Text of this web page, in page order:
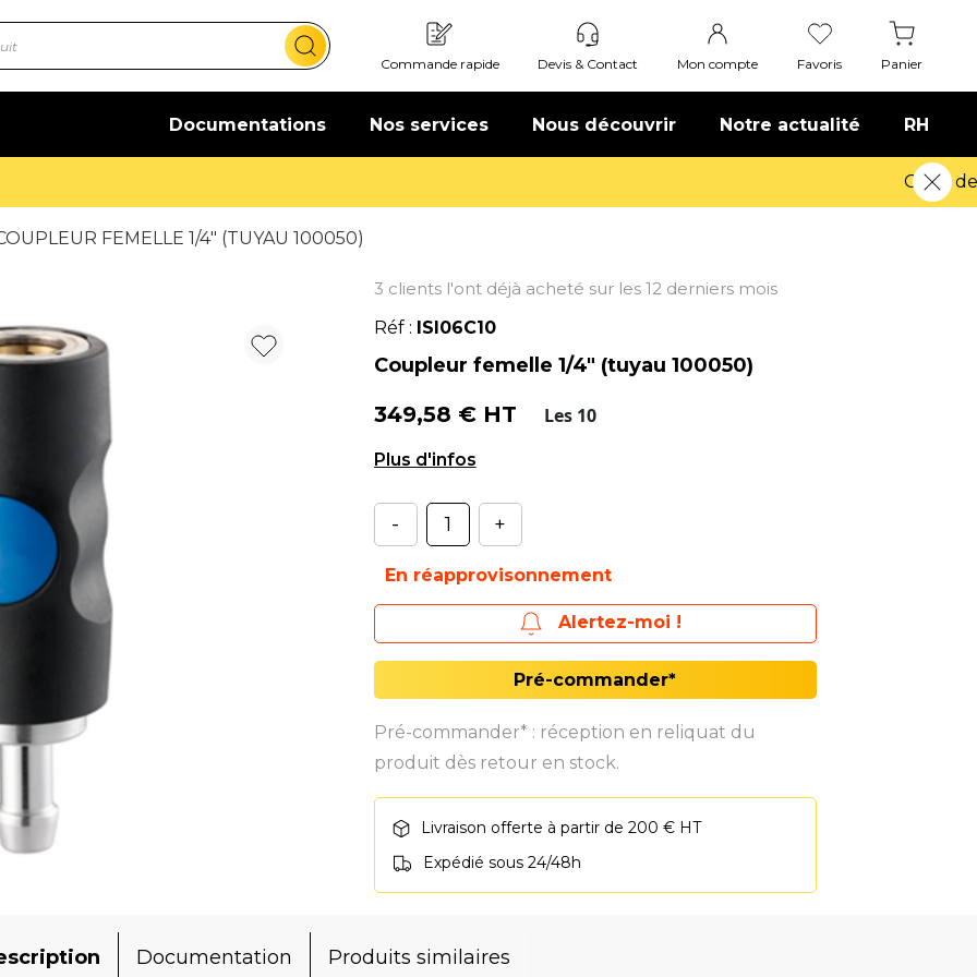
Commande rapide Devis & Contact Mon compte Favoris Panier
Documentations Nos services Nous découvrir Notre actualité RH
FEMELLE 1/4" (TUYAU 100050)
3 clients l'ont déjà acheté sur les 12 derniers mois
Réf : ISI06C10
Coupleur femelle 1/4" (tuyau 100050)
349,58 € HT Les 10
Coupleur femelle - Taraudage 1/4".
- +
En réapprovisonnement
Alertez-moi !
Pré-commander*
Pré-commander* : réception en reliquat du
produit dès retour en stock.
Livraison offerte à partir de 200 € HT
Expédié sous 24/48h
Documentation Produits similaires